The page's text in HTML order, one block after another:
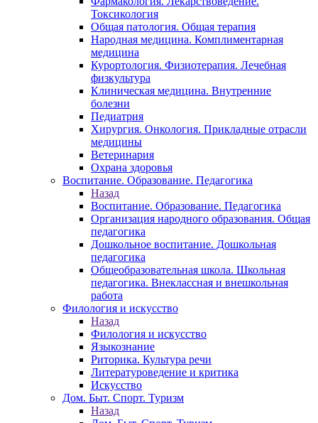
Токсикология
Общая патология. Общая терапия
Народная медицина. Комплиментарная
медицина
Курортология. Физиотерапия. Лечебная
физкультура
Клиническая медицина. Внутренние
болезни
Педиатрия
Хирургия. Онкология. Прикладные отрасли
медицины
Ветеринария
Охрана здоровья
Воспитание. Образование. Педагогика
Назад
Воспитание. Образование. Педагогика
Организация народного образования. Общая
педагогика
Дошкольное воспитание. Дошкольная
педагогика
Общеобразовательная школа. Школьная
педагогика. Внеклассная и внешкольная
работа
Филология и искусство
Назад
Филология и искусство
Языкознание
Риторика. Культура речи
Литературоведение и критика
Искусство
Дом. Быт. Спорт. Туризм
Назад